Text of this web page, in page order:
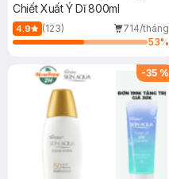
Chiết Xuất Ý Dĩ 800ml
4.9 (123)
714/tháng
53%
-35 %